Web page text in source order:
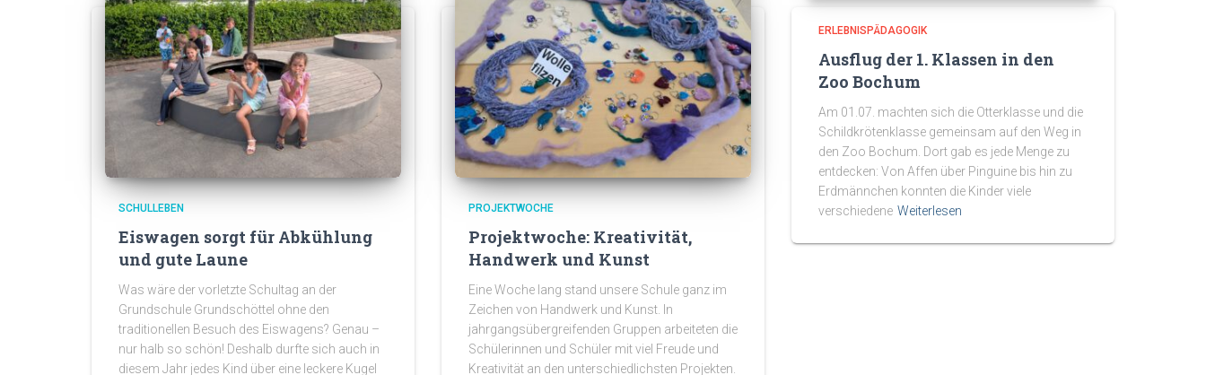
SCHULLEBEN
Eiswagen sorgt für Abkühlung
und gute Laune
Was wäre der vorletzte Schultag an der
Grundschule Grundschöttel ohne den
traditionellen Besuch des Eiswagens? Genau –
nur halb so schön! Deshalb durfte sich auch in
diesem Jahr jedes Kind über eine leckere Kugel
PROJEKTWOCHE
Projektwoche: Kreativität,
Handwerk und Kunst
Eine Woche lang stand unsere Schule ganz im
Zeichen von Handwerk und Kunst. In
jahrgangsübergreifenden Gruppen arbeiteten die
Schülerinnen und Schüler mit viel Freude und
Kreativität an den unterschiedlichsten Projekten.
ERLEBNISPÄDAGOGIK
Ausflug der 1. Klassen in den
Zoo Bochum
Am 01.07. machten sich die Otterklasse und die
Schildkrötenklasse gemeinsam auf den Weg in
den Zoo Bochum. Dort gab es jede Menge zu
entdecken: Von Affen über Pinguine bis hin zu
Erdmännchen konnten die Kinder viele
verschiedene Weiterlesen